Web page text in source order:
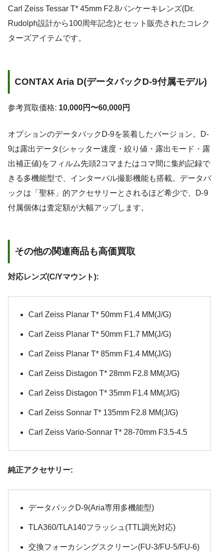
Carl Zeiss Tessar T* 45mm F2.8パンケーキレンズ(Dr.
Rudolph設計から100周年記念)とセット販売されたコレク
ターズアイテムです。
CONTAX Aria D(データバックD-9付属モデル)
参考買取価格: 10,000円〜60,000円
オプションのデータバックD-9を装着したバージョン。D-
9は露出データ(シャッター速度・絞り値・露出モード・露
出補正値)をフィルム先頭2コマまたはコマ間に集約記録で
きる多機能型で、インターバル撮影機能も搭載。データバ
ックは「聖杯」的アクセサリーとされるほど希少で、D-9
付属個体は査定額が大幅アップします。
その他の関連商品も高価買取
対応レンズ(C/Yマウント):
Carl Zeiss Planar T* 50mm F1.4 MM(J/G)
Carl Zeiss Planar T* 50mm F1.7 MM(J/G)
Carl Zeiss Planar T* 85mm F1.4 MM(J/G)
Carl Zeiss Distagon T* 28mm F2.8 MM(J/G)
Carl Zeiss Distagon T* 35mm F1.4 MM(J/G)
Carl Zeiss Sonnar T* 135mm F2.8 MM(J/G)
Carl Zeiss Vario-Sonnar T* 28-70mm F3.5-4.5
純正アクセサリー:
データバックD-9(Aria専用多機能型)
TLA360/TLA140フラッシュ(TTL調光対応)
交換フォーカシングスクリーン(FU-3/FU-5/FU-6)